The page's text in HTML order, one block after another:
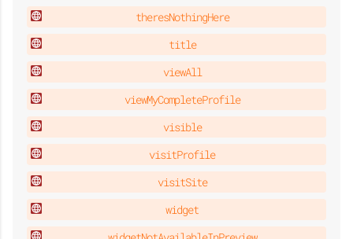
theresNothingHere
title
viewAll
viewMyCompleteProfile
visible
visitProfile
visitSite
widget